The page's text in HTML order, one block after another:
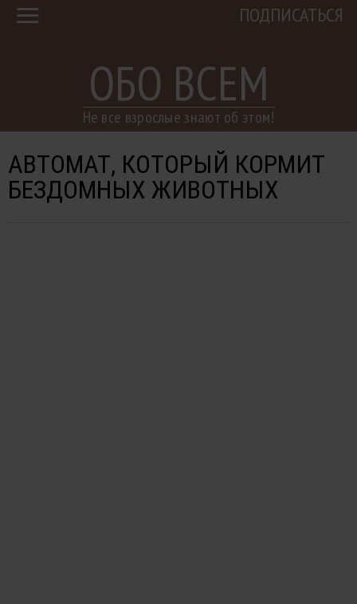
ОБО ВСЕМ
Не все взрослые знают об этом!
ПОДПИСАТЬСЯ
АВТОМАТ, КОТОРЫЙ КОРМИТ
БЕЗДОМНЫХ ЖИВОТНЫХ